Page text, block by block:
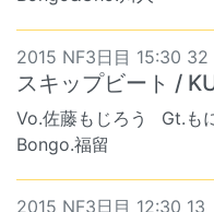
2015 NF3日目 15:30 32
スキップビート /
Vo.佐藤もじろう Gt.も
Bongo.福留
2015 NF3日目 12:30 13